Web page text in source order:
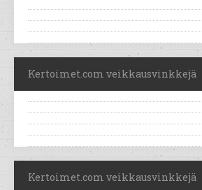
Kertoimet.com veikkausvinkkejä
Kertoimet.com veikkausvinkkejä